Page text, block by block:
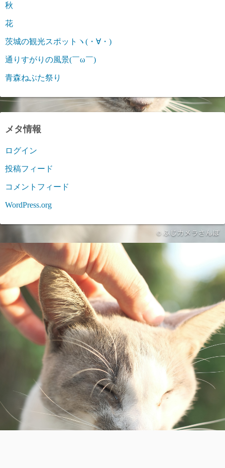
秋
花
茨城の観光スポットヽ(・∀・)
通りすがりの風景(￣ω￣)
青森ねぶた祭り
メタ情報
ログイン
投稿フィード
コメントフィード
WordPress.org